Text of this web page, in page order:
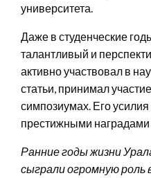
университета.
Даже в студенческие
талантливый и
активно участвовал в
статьи, принимал
симпозиумах. Его
престижными
Ранние годы жизни
сыграли огромную роль